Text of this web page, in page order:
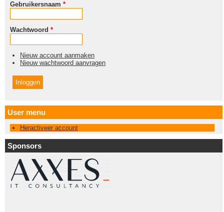
Gebruikersnaam *
Wachtwoord *
Nieuw account aanmaken
Nieuw wachtwoord aanvragen
User menu
Heractiveer account
Sponsors